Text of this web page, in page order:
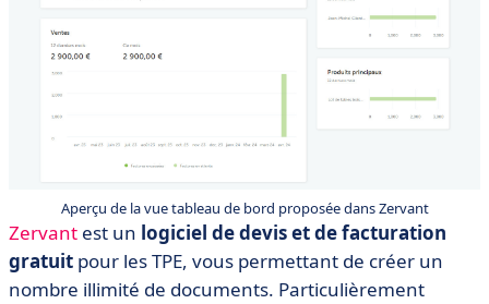
Aperçu de la vue tableau de bord proposée dans Zervant
Zervant est un logiciel de devis et de facturation
gratuit pour les TPE, vous permettant de créer un
nombre illimité de documents. Particulièrement